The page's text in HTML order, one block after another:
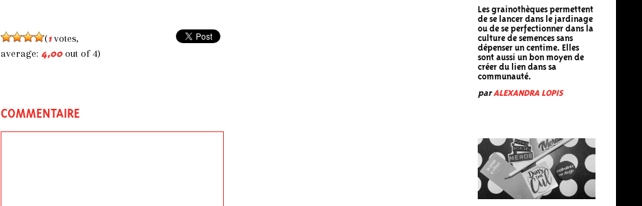
Les grainothèques permettent
de se lancer dans le jardinage
ou de se perfectionner dans la
culture de semences sans
dépenser un centime. Elles
sont aussi un bon moyen de
créer du lien dans sa
communauté.
parALEXANDRA LOPIS
(1votes,
average:4,00out of 4)
COMMENTAIRE